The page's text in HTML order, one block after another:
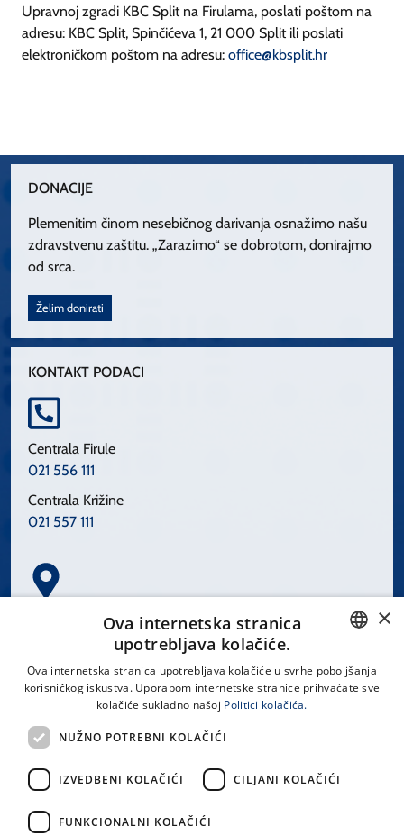
Upravnoj zgradi KBC Split na Firulama, poslati poštom na
adresu: KBC Split, Spinčićeva 1, 21 000 Split ili poslati
elektroničkom poštom na adresu: office@kbsplit.hr
DONACIJE
Plemenitim činom nesebičnog darivanja osnažimo našu
zdravstvenu zaštitu. „Zarazimo“ se dobrotom, donirajmo
od srca.
Želim donirati
KONTAKT PODACI
Centrala Firule
021 556 111
Centrala Križine
021 557 111
Spinčićeva 1, 21000 Split
LINKOVI
Uvjeti korištenja
CROATIAN
×
Ova internetska stranica
upotrebljava kolačiće.
Ova internetska stranica upotrebljava kolačiće u svrhe poboljšanja
korisničkog iskustva. Uporabom internetske stranice prihvaćate sve
kolačiće sukladno našoj Politici kolačića.
NUŽNO POTREBNI KOLAČIĆI
IZVEDBENI KOLAČIĆI CILJANI KOLAČIĆI
FUNKCIONALNI KOLAČIĆI